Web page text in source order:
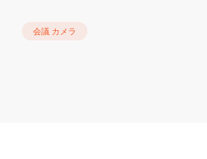
会議 カメラ